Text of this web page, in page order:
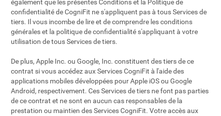
également que les présentes Conditions et la Politique de
confidentialité de CogniFit ne s'appliquent pas à tous Services de
tiers. Il vous incombe de lire et de comprendre les conditions
générales et la politique de confidentialité s'appliquant à votre
utilisation de tous Services de tiers.
De plus, Apple Inc. ou Google, Inc. constituent des tiers de ce
contrat si vous accédez aux Services CogniFit à l'aide des
applications mobiles développées pour Apple iOS ou Google
Android, respectivement. Ces Services de tiers ne font pas parties
de ce contrat et ne sont en aucun cas responsables de la
prestation ou maintien des Services CogniFit. Votre accès aux